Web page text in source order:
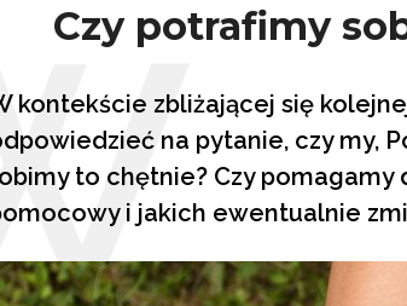
Czy potrafimy
kontekście zbliżającej się
na pytanie, czy my,
to chętnie? Czy pomagamy
i jakich ewentualnie